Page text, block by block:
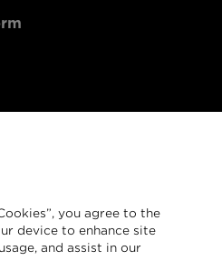
you agree to the
device to enhance site
and assist in our